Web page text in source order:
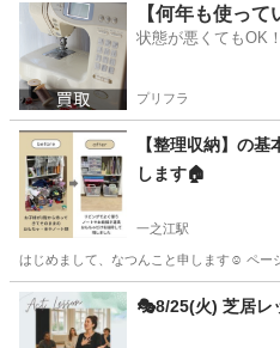
東京 港区 その他 ひとみ
【何年も使っ
状態が悪くてもOK
プリフラ
【整理収納】の
します🏠
一之江駅
はじめまして、なつんこと申します☺️ ペー
東京 江戸川区 一之江駅 その他
🎭8/25(火) 芝居レ